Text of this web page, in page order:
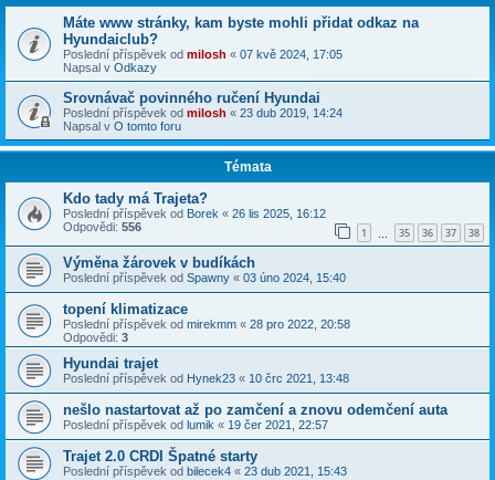
Máte www stránky, kam byste mohli přidat odkaz na
Hyundaiclub?
Poslední příspěvek od milosh « 07 kvě 2024, 17:05
Napsal v Odkazy
Srovnávač povinného ručení Hyundai
Poslední příspěvek od milosh « 23 dub 2019, 14:24
Napsal v O tomto foru
Témata
Kdo tady má Trajeta?
Poslední příspěvek od Borek « 26 lis 2025, 16:12
Odpovědi: 556 1 35 36 37 38
Výměna žárovek v budíkách
Poslední příspěvek od Spawny « 03 úno 2024, 15:40
topení klimatizace
Poslední příspěvek od mirekmm « 28 pro 2022, 20:58
Odpovědi: 3
Hyundai trajet
Poslední příspěvek od Hynek23 « 10 črc 2021, 13:48
nešlo nastartovat až po zamčení a znovu odemčení auta
Poslední příspěvek od lumik « 19 čer 2021, 22:57
Trajet 2.0 CRDI Špatné starty
Poslední příspěvek od bilecek4 « 23 dub 2021, 15:43